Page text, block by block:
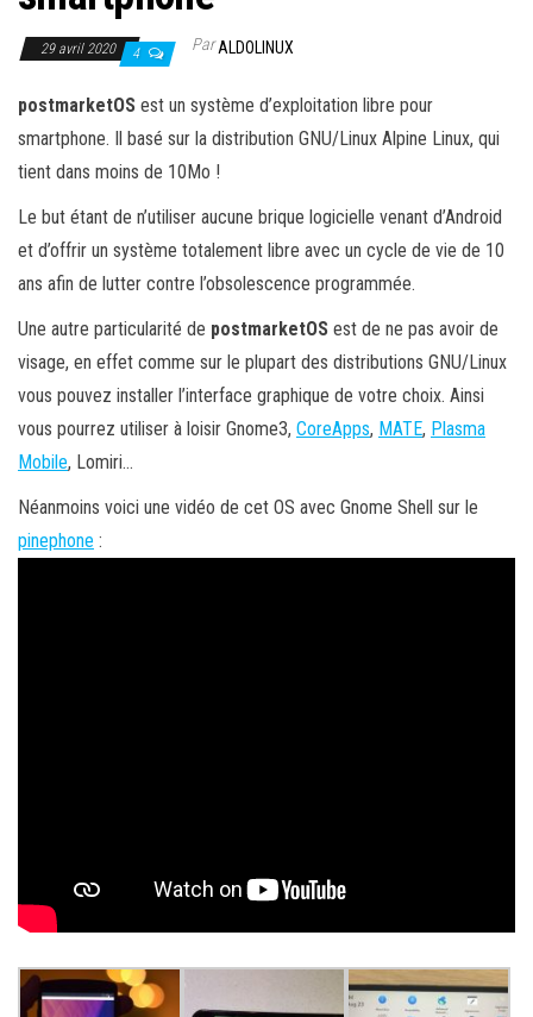
29 avril 2020 4 ParALDOLINUX
postmarketOS est un système d’exploitation libre pour
smartphone. Il basé sur la distribution GNU/Linux Alpine Linux, qui
tient dans moins de 10Mo !
Le but étant de n’utiliser aucune brique logicielle venant d’Android
et d’offrir un système totalement libre avec un cycle de vie de 10
ans afin de lutter contre l’obsolescence programmée.
Une autre particularité de postmarketOS est de ne pas avoir de
visage, en effet comme sur le plupart des distributions GNU/Linux
vous pouvez installer l’interface graphique de votre choix. Ainsi
vous pourrez utiliser à loisir Gnome3, CoreApps, MATE, Plasma
Mobile, Lomiri…
Néanmoins voici une vidéo de cet OS avec Gnome Shell sur le
pinephone :